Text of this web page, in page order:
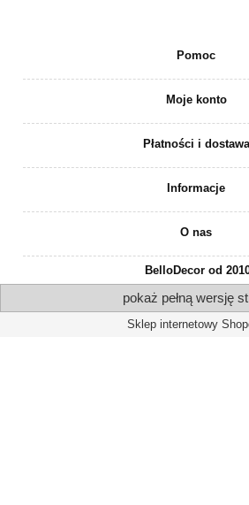
Pomoc
Moje konto
Płatności i dostawa
Informacje
O nas
BelloDecor od
pokaż pełną wersję
Sklep internetowy